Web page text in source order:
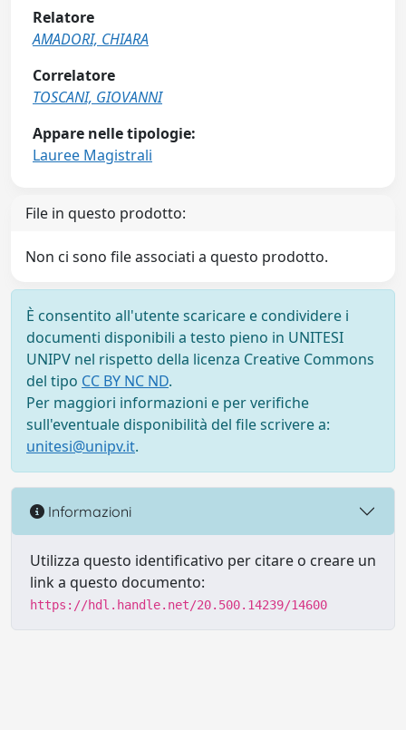
Relatore
AMADORI, CHIARA
Correlatore
TOSCANI, GIOVANNI
Appare nelle tipologie:
Lauree Magistrali
File in questo prodotto:
Non ci sono file associati a questo prodotto.
È consentito all'utente scaricare e condividere i
documenti disponibili a testo pieno in UNITESI
UNIPV nel rispetto della licenza Creative Commons
del tipo CC BY NC ND.
Per maggiori informazioni e per verifiche
sull'eventuale disponibilità del file scrivere a:
unitesi@unipv.it.
Informazioni
Utilizza questo identificativo per citare o creare un
link a questo documento:
https://hdl.handle.net/20.500.14239/14600